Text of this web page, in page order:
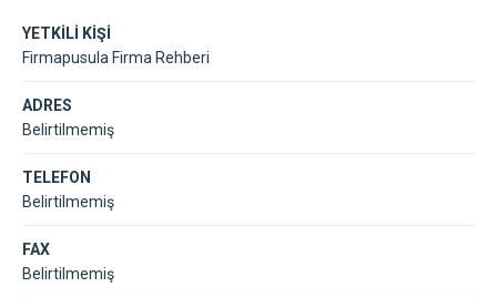
YETKİLİ KİŞİ
Firmapusula Firma Rehberi
ADRES
Belirtilmemiş
TELEFON
Belirtilmemiş
FAX
Belirtilmemiş